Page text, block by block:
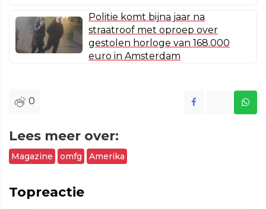
Politie komt bijna jaar na
straatroof met oproep over
gestolen horloge van 168.000
euro in Amsterdam
0
Lees meer over:
Magazine omfg Amerika
Topreactie